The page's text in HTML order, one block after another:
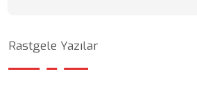
Rastgele Yazılar